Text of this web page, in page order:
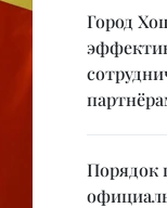
Город
Порядок